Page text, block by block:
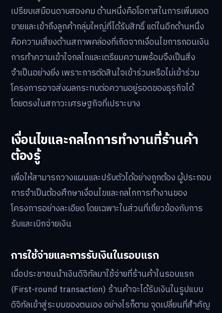
เปรียบเสมือนดาบสองคม ด้านหนึ่งคือโอกาสในการเพิ่มยอด
ขายและเข้าถึงลูกค้ากลุ่มใหญ่ที่ได้รับสิทธิ์ แต่ในอีกด้านหนึ่ง
คือความเสี่ยงด้านสภาพคล่องที่เกิดจากเงื่อนไขการถอนเงิน
การทำความเข้าใจกลไกและเตรียมความพร้อมจึงเป็นสิ่ง
จำเป็นอย่างยิ่ง เพราะการตัดสินใจเข้าร่วมหรือไม่เข้าร่วม
โครงการอาจส่งผลกระทบต่อความอยู่รอดของธุรกิจได้
โดยตรงในสภาวะเศรษฐกิจที่เปราะบาง
เงื่อนไขและกลไกการทำงานที่ร้านค้า
ต้องรู้
เพื่อให้สามารถวางแผนและปรับตัวได้อย่างถูกต้อง ผู้ประกอบ
การจำเป็นต้องศึกษาเงื่อนไขและกลไกการทำงานของ
โครงการอย่างละเอียด โดยเฉพาะในส่วนที่เกี่ยวข้องกับการ
รับและเบิกจ่ายเงิน
การใช้จ่ายและการรับเงินในรอบแรก
เมื่อประชาชนนำเงินดิจิทัลมาใช้จ่ายที่ร้านค้าในรอบแรก
(First-round transaction) ร้านค้าจะได้รับเงินในรูปแบบ
ดิจิทัลเข้าสู่ระบบของตนเอง อย่างไรก็ตาม จุดเปลี่ยนที่สำคัญ